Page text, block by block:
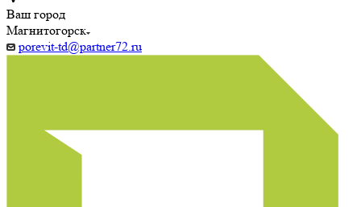
Ваш город
Магнитогорск
porevit-td@partner72.ru